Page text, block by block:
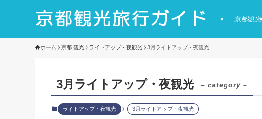
京都観光
ホーム 京都 観光 ライトアップ・夜観光 3月ライトアップ・夜観光
3月ライトアップ・夜観光 – category –
ライトアップ・夜観光 3月ライトアップ・夜観光